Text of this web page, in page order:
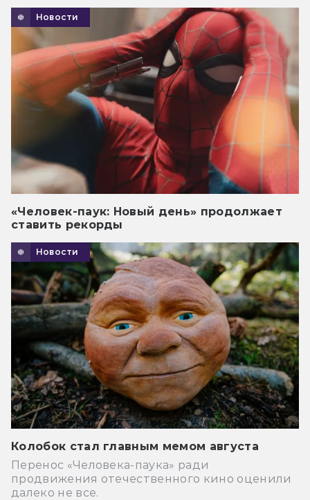
Новости
«Человек-паук: Новый день» продолжает
ставить рекорды
Новости
Колобок стал главным мемом августа
Перенос «Человека-паука» ради
продвижения отечественного кино оценили
далеко не все.